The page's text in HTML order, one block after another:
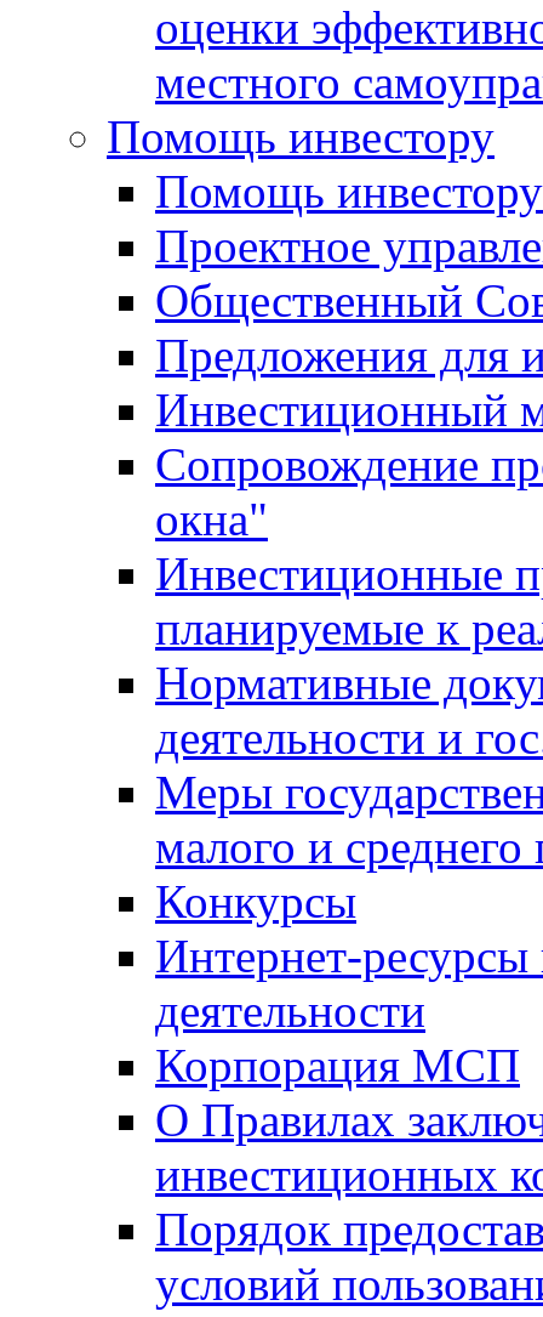
оценки
местного
Помощь инвестору
Помощь инвестору
Проектное
Общественный
Предложения для
Инвестиционный
Сопровождение
окна"
Инвестиционные
планируемые к
Нормативные
деятельности и
Меры
малого и среднего
Конкурсы
Интернет-
деятельности
Корпорация МСП
О Правилах
инвестиционных
Порядок
условий